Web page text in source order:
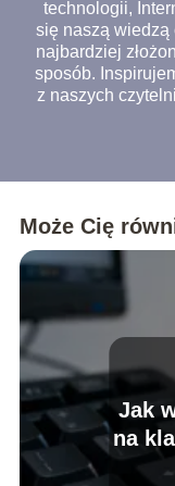
technologii,
się naszą wiedzą
najbardziej
sposób.
z naszych
Może Cię
Jak
na